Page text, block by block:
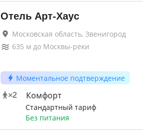
Отель Арт-Хаус
Московская область, Звенигород
635 м до Москвы-реки
Моментальное подтверждение
×2 Комфорт
Стандартный тариф
Без питания